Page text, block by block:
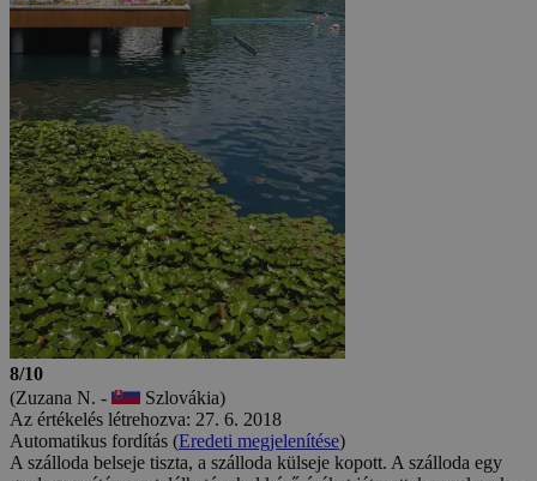
8/10
(Zuzana N. -
Szlovákia)
Az értékelés létrehozva: 27. 6. 2018
Automatikus fordítás (Eredeti megjelenítése)
A szálloda belseje tiszta, a szálloda külseje kopott. A szálloda egy